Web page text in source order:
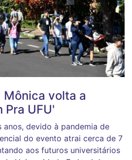
Mônica volta a
Pra UFU'
devido à pandemia de
do evento atrai cerca de 7
aos futuros universitários